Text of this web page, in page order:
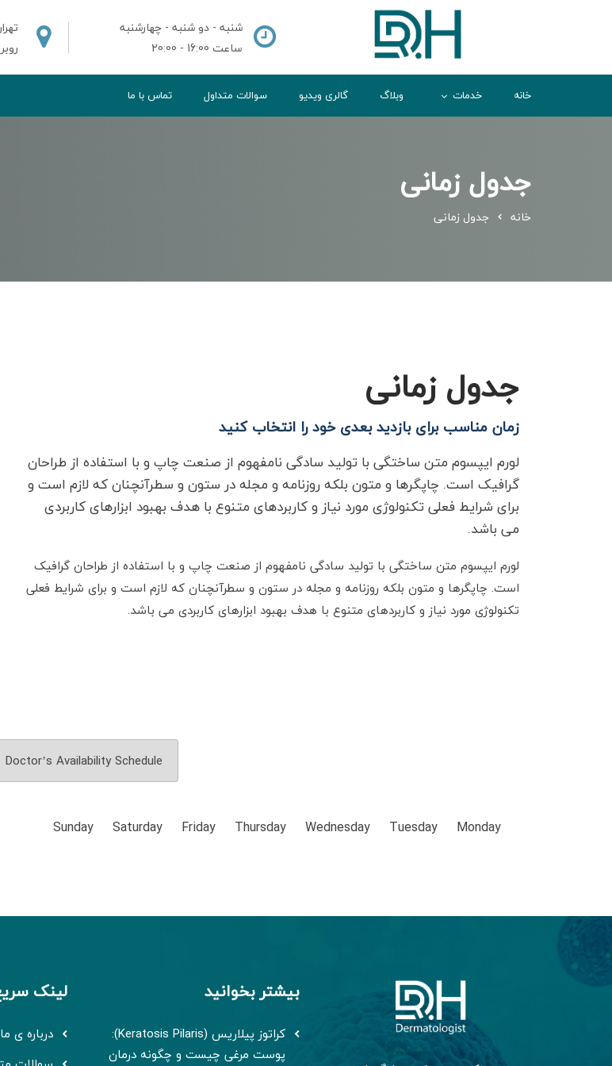
شنبه - دو شنبه - چهارشنبه
ساعت 16:00 - 20:00
خانه خدمات وبلاگ گالری ویدیو سوالات متداول تماس با ما
جدول زمانی
خانه جدول زمانی
جدول زمانی
زمان مناسب برای بازدید بعدی خود را انتخاب کنید
لورم ایپسوم متن ساختگی با تولید سادگی نامفهوم از صنعت چاپ و با استفاده از طراحان
گرافیک است. چاپگرها و متون بلکه روزنامه و مجله در ستون و سطرآنچنان که لازم است و
برای شرایط فعلی تکنولوژی مورد نیاز و کاربردهای متنوع با هدف بهبود ابزارهای کاربردی
می باشد.
لورم ایپسوم متن ساختگی با تولید سادگی نامفهوم از صنعت چاپ و با استفاده از طراحان گرافیک
است. چاپگرها و متون بلکه روزنامه و مجله در ستون و سطرآنچنان که لازم است و برای شرایط فعلی
تکنولوژی مورد نیاز و کاربردهای متنوع با هدف بهبود ابزارهای کاربردی می باشد.
Monday
Tuesday
Wednesday
Thursday
Friday
Saturday
Sunday
بیشتر بخوانید
کراتوز پیلاریس (Keratosis Pilaris):
پوست مرغی چیست و چگونه درمان
لینک
درباره ی ما